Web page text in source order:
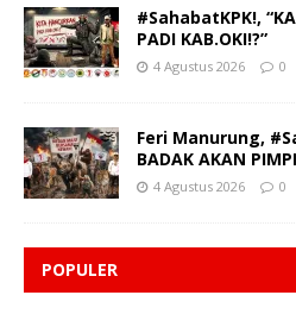
#SahabatKPK!,
PADI KAB.OKI!?”
4 Agustus 2026 0
Feri Manurung,
BADAK AKAN
4 Agustus 2026 0
POPULER